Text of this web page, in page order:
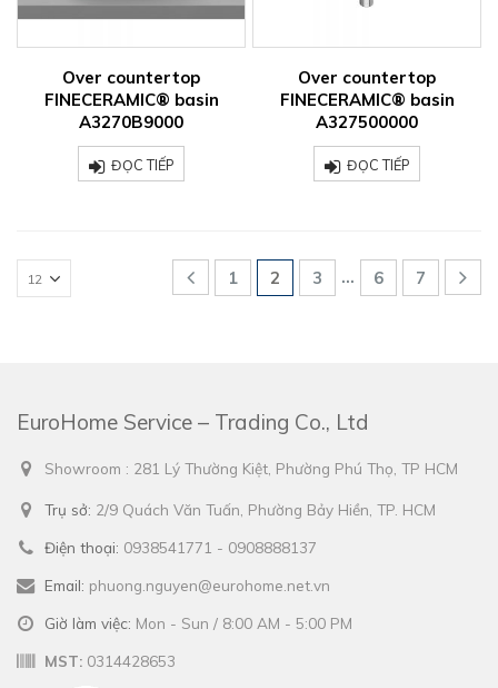
Over countertop
FINECERAMIC® basin
A3270B9000
ĐỌC TIẾP
Over countertop
FINECERAMIC® basin
A327500000
ĐỌC TIẾP
1 2 3 … 6 7
EuroHome Service – Trading Co., Ltd
Showroom : 281 Lý Thường Kiệt, Phường Phú Thọ, TP HCM
Trụ sở: 2/9 Quách Văn Tuấn, Phường Bảy Hiền, TP. HCM
Điện thoại: 0938541771 - 0908888137
Email: phuong.nguyen@eurohome.net.vn
Giờ làm việc: Mon - Sun / 8:00 AM - 5:00 PM
MST: 0314428653